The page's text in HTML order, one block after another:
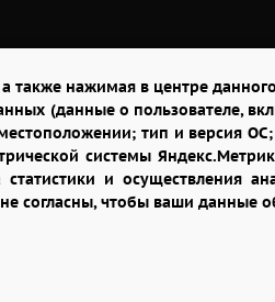
также нажимая в центре
(данные о пользователе,
тип и версия
системы
статистики и
согласны, чтобы ваши данные
в Пензе"